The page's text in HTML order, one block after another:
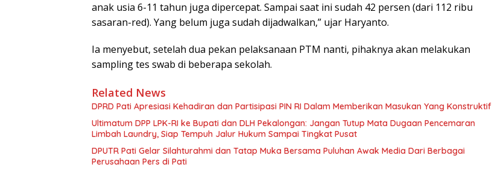
anak usia 6-11 tahun juga dipercepat. Sampai saat ini sudah 42 persen (dari 112 ribu
sasaran-red). Yang belum juga sudah dijadwalkan,” ujar Haryanto.
Ia menyebut, setelah dua pekan pelaksanaan PTM nanti, pihaknya akan melakukan
sampling tes swab di beberapa sekolah.
Related News
DPRD Pati Apresiasi Kehadiran dan Partisipasi PIN RI Dalam Memberikan Masukan Yang Konstruktif
Ultimatum DPP LPK-RI ke Bupati dan DLH Pekalongan: Jangan Tutup Mata Dugaan Pencemaran
Limbah Laundry, Siap Tempuh Jalur Hukum Sampai Tingkat Pusat
DPUTR Pati Gelar Silahturahmi dan Tatap Muka Bersama Puluhan Awak Media Dari Berbagai
Perusahaan Pers di Pati